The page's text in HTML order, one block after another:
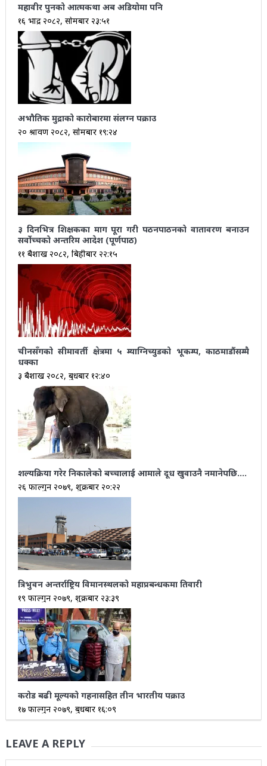
महावीर पुनको आत्मकथा अब अडियोमा पनि
१६ भाद्र २०८२, सोमबार २३:५१
अभौतिक मुद्राको कारोबारमा संलग्न पक्राउ
२० श्रावण २०८२, सोमबार १९:२४
३ दिनभित्र शिक्षकका माग पूरा गरी पठनपाठनको वातावरण बनाउन
सर्वोच्चको अन्तरिम आदेश (पूर्णपाठ)
११ बैशाख २०८२, बिहीबार २२:१५
चीनसँगको सीमावर्ती क्षेत्रमा ५ म्याग्निच्युडको भूकम्प, काठमाडौंसम्मै
धक्का
३ बैशाख २०८२, बुधबार १२:४०
शल्यक्रिया गरेर निकालेको बच्चालाई आमाले दूध खुवाउनै नमानेपछि….
२६ फाल्गुन २०७९, शुक्रबार २०:२२
त्रिभुवन अन्तर्राष्ट्रिय विमानस्थलको महाप्रबन्धकमा तिवारी
१९ फाल्गुन २०७९, शुक्रबार २३:३९
करोड बढी मूल्यको गहनासहित तीन भारतीय पक्राउ
१७ फाल्गुन २०७९, बुधबार १६:०९
LEAVE A REPLY